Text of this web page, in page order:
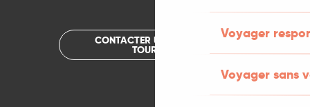
Voyager
Voyager sans
CONTACTER UN OFFICE DE
TOURISME